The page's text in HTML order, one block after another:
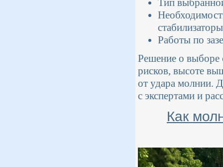
Работы по
Решение о выборе
рисков, высоте
от удара молнии.
с экспертами и
Как